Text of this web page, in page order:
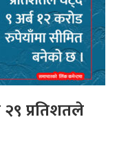
प्रतिशतले